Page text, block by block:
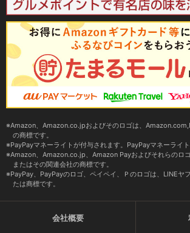
Amazon、Amazon.co.jpおよびそのロゴは、
の商標です。
PayPayマネーライトが付与されます。PayPayマネーライト
Amazon、Amazon.co.jp、Amazon Payおよびそれらのロ
またはその関連会社の商標です。
PayPay、PayPayのロゴ、ペイペイ、Ｐのロゴは、LINEヤ
たは商標です。
会社概要